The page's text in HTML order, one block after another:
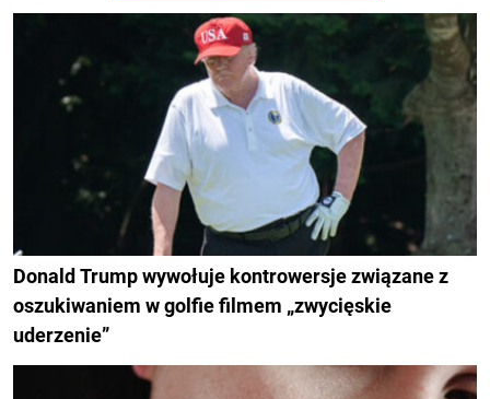
Donald Trump wywołuje kontrowersje związane z
oszukiwaniem w golfie filmem „zwycięskie
uderzenie”